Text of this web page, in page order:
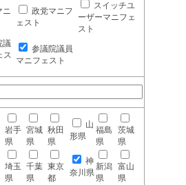
ニ
政党マニフ
ェスト
スイッチユ
ーザーマニフェ
スト
議
ス
参議院議員
マニフェスト
岩手
県
宮城
県
秋田
県
山
形県
福島
県
茨城
県
埼玉
県
千葉
県
東京
都
神
奈川県
新潟
県
富山
県